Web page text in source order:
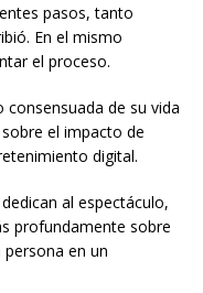
pasos, tanto
En el mismo
el proceso.
de su vida
el impacto de
digital.
al espectáculo,
profundamente sobre
en un